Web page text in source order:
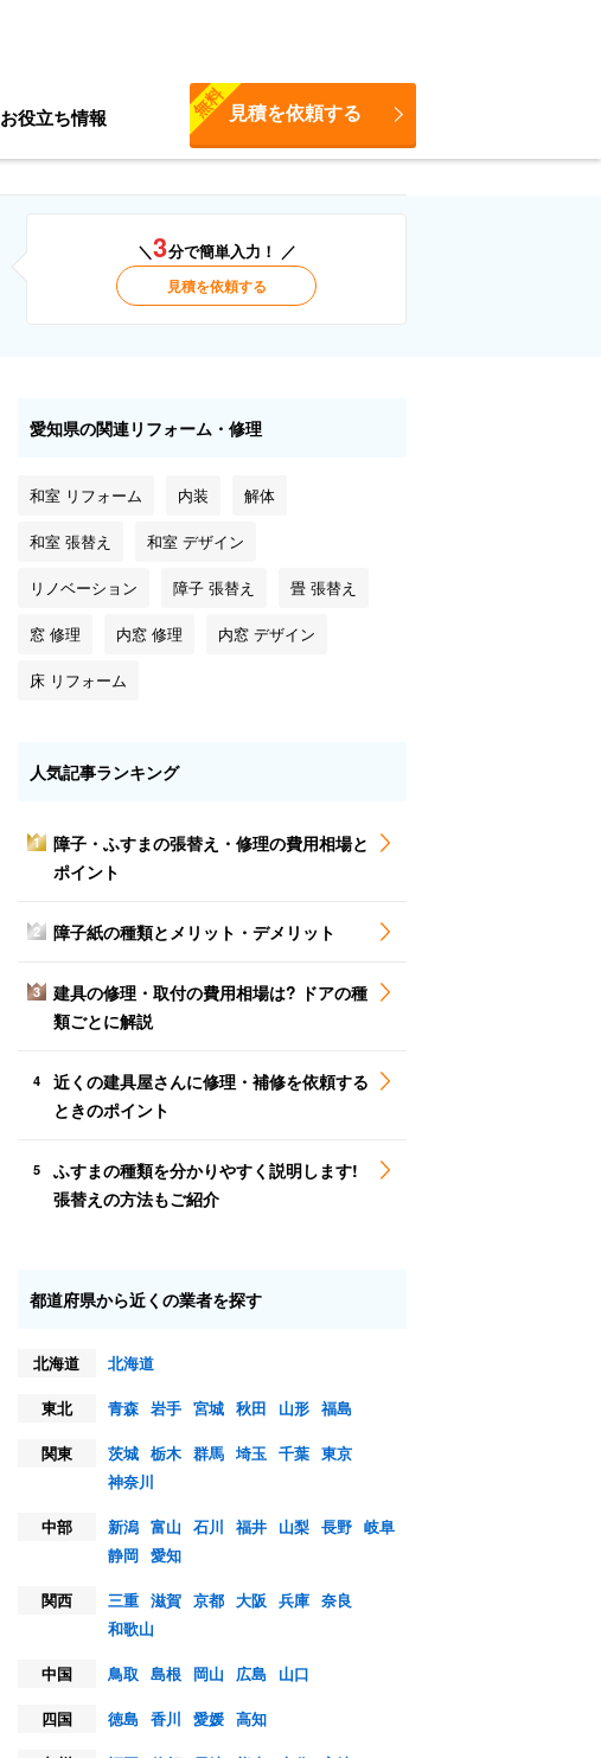
お役立ち情報 見積を依頼する
無料
＼3分で簡単入力！ ／
見積を依頼する
愛知県の関連リフォーム・修理
和室 リフォーム 内装 解体
和室 張替え 和室 デザイン
リノベーション 障子 張替え 畳 張替え
窓 修理 内窓 修理 内窓 デザイン
床 リフォーム
人気記事ランキング
1
障子・ふすまの張替え・修理の費用相場と
ポイント
2 障子紙の種類とメリット・デメリット
3
建具の修理・取付の費用相場は? ドアの種
類ごとに解説
4
近くの建具屋さんに修理・補修を依頼する
ときのポイント
5
ふすまの種類を分かりやすく説明します!
張替えの方法もご紹介
都道府県から近くの業者を探す
北海道
北海道
東北
青森 岩手 宮城 秋田 山形 福島
関東
茨城 栃木 群馬 埼玉 千葉 東京
神奈川
中部
新潟 富山 石川 福井 山梨 長野 岐阜
静岡 愛知
関西
三重 滋賀 京都 大阪 兵庫 奈良
和歌山
中国
鳥取 島根 岡山 広島
山口
四国
徳島 香川 愛媛 高知